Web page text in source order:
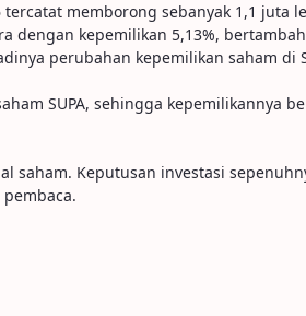
memborong sebanyak 1,1 juta
dengan kepemilikan 5,13%,
perubahan kepemilikan saham
SUPA, sehingga
Keputusan investasi